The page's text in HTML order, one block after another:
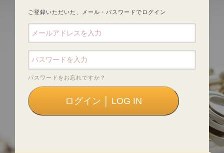
ご登録いただいた、メール・パスワードでログイン
パスワードをお忘れですか？